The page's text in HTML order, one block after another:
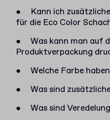
●
Kann ich
für die Eco Color
●
Was kann man auf
Produktverpackung
●
Welche Farbe
●
Was sind
●
Was sind